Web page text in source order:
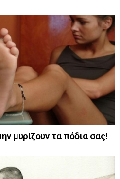
μυρίζουν τα πόδια σας!